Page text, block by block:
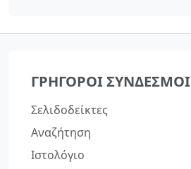
ΓΡΉΓΟΡΟΙ ΣΎΝΔΕΣΜΟΙ
Σελιδοδείκτες
Αναζήτηση
Ιστολόγιο